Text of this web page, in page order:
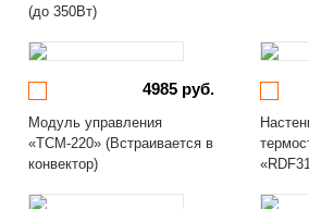
(до 350Вт)
4985 руб.
Модуль управления
«ТСМ-220» (Встраивается в
конвектор)